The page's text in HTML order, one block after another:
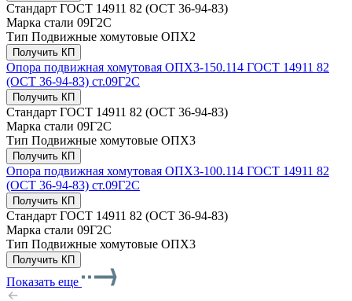
Стандарт ГОСТ 14911 82 (ОСТ 36-94-83)
Марка стали 09Г2С
Тип Подвижные хомутовые ОПХ2
Получить КП
Опора подвижная хомутовая ОПХ3-150.114 ГОСТ 14911 82
(ОСТ 36-94-83) ст.09Г2С
Получить КП
Стандарт ГОСТ 14911 82 (ОСТ 36-94-83)
Марка стали 09Г2С
Тип Подвижные хомутовые ОПХ3
Получить КП
Опора подвижная хомутовая ОПХ3-100.114 ГОСТ 14911 82
(ОСТ 36-94-83) ст.09Г2С
Получить КП
Стандарт ГОСТ 14911 82 (ОСТ 36-94-83)
Марка стали 09Г2С
Тип Подвижные хомутовые ОПХ3
Получить КП
Показать еще